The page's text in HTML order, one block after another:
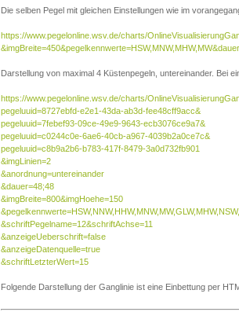
Die selben Pegel mit gleichen Einstellungen wie im
https://www.pegelonline.wsv.de/charts/
Darstellung von maximal 4 Küstenpegeln, untereinander. Bei
https://www.pegelonline.wsv.de/charts/
pegeluuid=8727ebfd-e2e1-43da-ab3d-fee48cff9acc&
pegeluuid=7febef93-09ce-49e9-9643-ecb3076ce9a7&
pegeluuid=c0244c0e-6ae6-40cb-a967-4039b2a0ce7c&
pegeluuid=c8b9a2b6-b783-417f-8479-3a0d732fb901
&imgLinien=2
&anordnung=untereinander
&dauer=48;48
&imgBreite=800&imgHoehe=150
&schriftPegelname=12&schriftAchse=11
&anzeigeUeberschrift=false
&anzeigeDatenquelle=true
&schriftLetzterWert=15
Folgende Darstellung der Ganglinie ist eine Einbettung per